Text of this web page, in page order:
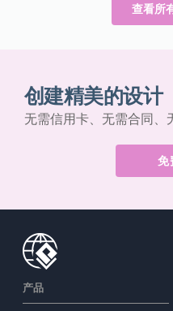
查看所
创建精美的设计
无需信用卡、无需合同、
免
产品